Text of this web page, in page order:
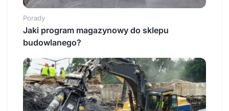
Porady
Jaki program magazynowy do sklepu
budowlanego?